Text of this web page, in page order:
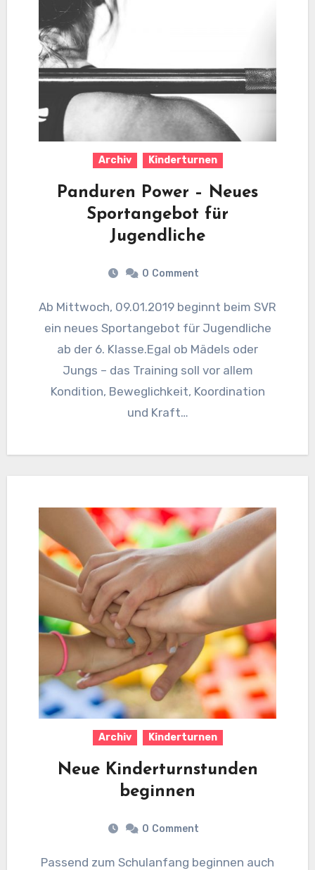
Archiv Kinderturnen
Panduren Power – Neues
Sportangebot für
Jugendliche
0 Comment
Ab Mittwoch, 09.01.2019 beginnt beim SVR
ein neues Sportangebot für Jugendliche
ab der 6. Klasse.Egal ob Mädels oder
Jungs – das Training soll vor allem
Kondition, Beweglichkeit, Koordination
und Kraft…
Archiv Kinderturnen
Neue Kinderturnstunden
beginnen
0 Comment
Passend zum Schulanfang beginnen auch